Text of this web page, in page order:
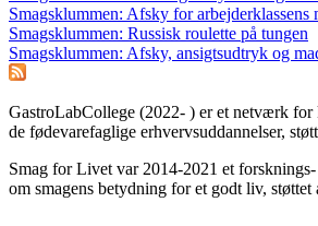
Smagsklummen: Afsky for arbejderklassens
Smagsklummen: Russisk roulette på tungen
Smagsklummen: Afsky, ansigtsudtryk og
GastroLabCollege (2022- ) er et netværk
de fødevarefaglige erhvervsuddannelser,
Smag for Livet var 2014-2021 et
om smagens betydning for et godt liv, støttet